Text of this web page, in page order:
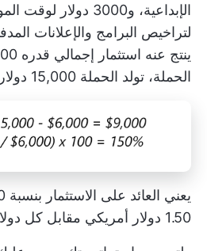
لتراخيص البرامج والإعلانات
الحملة، تولد الحملة 15,000 دولار من الإيرادات الجديدة.
1.50 دولار أمريكي مقابل كل دولار يتم إنفاقه.